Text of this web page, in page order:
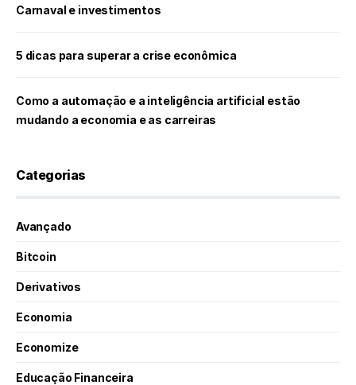
Carnaval e investimentos
5 dicas para superar a crise econômica
Como a automação e a inteligência artificial estão
mudando a economia e as carreiras
Categorias
Avançado
Bitcoin
Derivativos
Economia
Economize
Educação Financeira